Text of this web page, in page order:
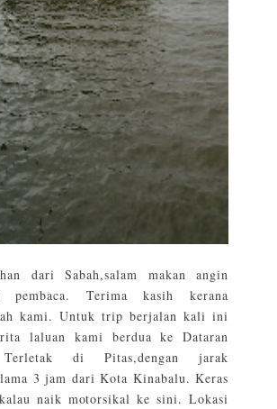
dari Sabah,salam makan angin
pembaca. Terima kasih kerana
kami. Untuk trip berjalan kali ini
laluan kami berdua ke Dataran
Terletak di Pitas,dengan jarak
3 jam dari Kota Kinabalu. Keras
naik motorsikal ke sini. Lokasi